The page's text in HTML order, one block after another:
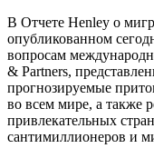
В Отчете Henley о
опубликованном
вопросам
& Partners,
прогнозируемые
во всем мире, а также
привлекательных
сантимиллионеров и